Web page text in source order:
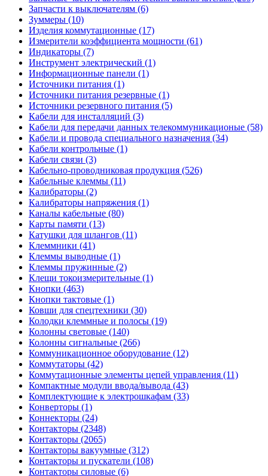
Запчасти к выключателям (6)
Зуммеры (10)
Изделия коммутационные (17)
Измерители коэффициента мощности (61)
Индикаторы (7)
Инструмент электрический (1)
Информационные панели (1)
Источники питания (1)
Источники питания резервные (1)
Источники резервного питания (5)
Кабели для инсталляций (3)
Кабели для передачи данных телекоммуникационые (58)
Кабели и провода специального назначения (34)
Кабели контрольные (1)
Кабели связи (3)
Кабельно-проводниковая продукция (526)
Кабельные клеммы (11)
Калибраторы (2)
Калибраторы напряжения (1)
Каналы кабельные (80)
Карты памяти (13)
Катушки для шлангов (11)
Клеммники (41)
Клеммы выводные (1)
Клеммы пружинные (2)
Клещи токоизмерительные (1)
Кнопки (463)
Кнопки тактовые (1)
Ковши для спецтехники (30)
Колодки клеммные и полосы (19)
Колонны световые (140)
Колонны сигнальные (266)
Коммуникационное оборудование (12)
Коммутаторы (42)
Коммутационные элементы цепей управления (11)
Компактные модули ввода/вывода (43)
Комплектующие к электрошкафам (33)
Конверторы (1)
Коннекторы (24)
Контакторы (2348)
Контакторы (2065)
Контакторы вакуумные (312)
Контакторы и пускатели (108)
Контакторы силовые (6)